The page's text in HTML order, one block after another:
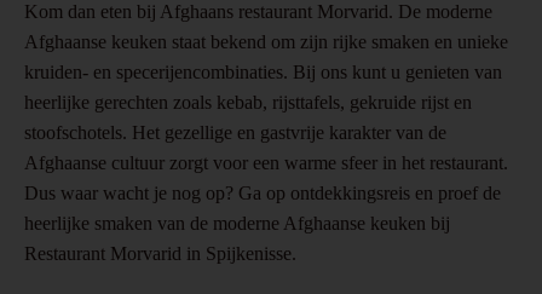
Kom dan eten bij Afghaans restaurant Morvarid. De moderne
Afghaanse keuken staat bekend om zijn rijke smaken en unieke
kruiden- en specerijencombinaties. Bij ons kunt u genieten van
heerlijke gerechten zoals kebab, rijsttafels, gekruide rijst en
stoofschotels. Het gezellige en gastvrije karakter van de
Afghaanse cultuur zorgt voor een warme sfeer in het restaurant.
Dus waar wacht je nog op? Ga op ontdekkingsreis en proef de
heerlijke smaken van de moderne Afghaanse keuken bij
Restaurant Morvarid in Spijkenisse.